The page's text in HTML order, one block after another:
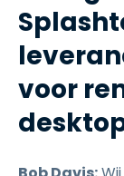
voor